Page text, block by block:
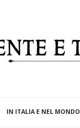
IN ITALIA E NEL MONDO